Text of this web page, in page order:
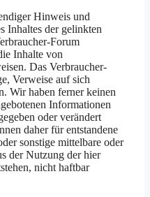
Hinweis und
Inhaltes der gelinkten
Forum
Inhalte von
Das Verbraucher-
Verweise auf sich
Wir haben ferner keinen
Informationen
oder verändert
daher für entstandene
sonstige mittelbare oder
der Nutzung der hier
nicht haftbar